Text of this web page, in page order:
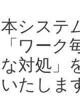
本システ
「ワー
な対処」
いたしま